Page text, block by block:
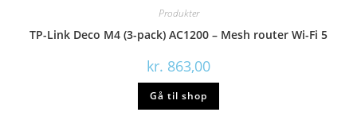
Produkter
TP-Link Deco M4 (3-pack) AC1200 – Mesh router Wi-Fi 5
kr. 863,00
Gå til shop